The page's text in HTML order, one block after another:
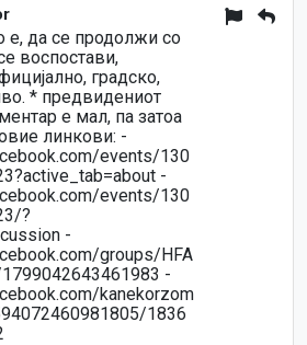
е, да се продолжи со
воспостави,
градско,
* предвидениот
е мал, па затоа
линкови: -
events/130
-
events/130
?
-
groups/HFA
-
kanekorzom
1836